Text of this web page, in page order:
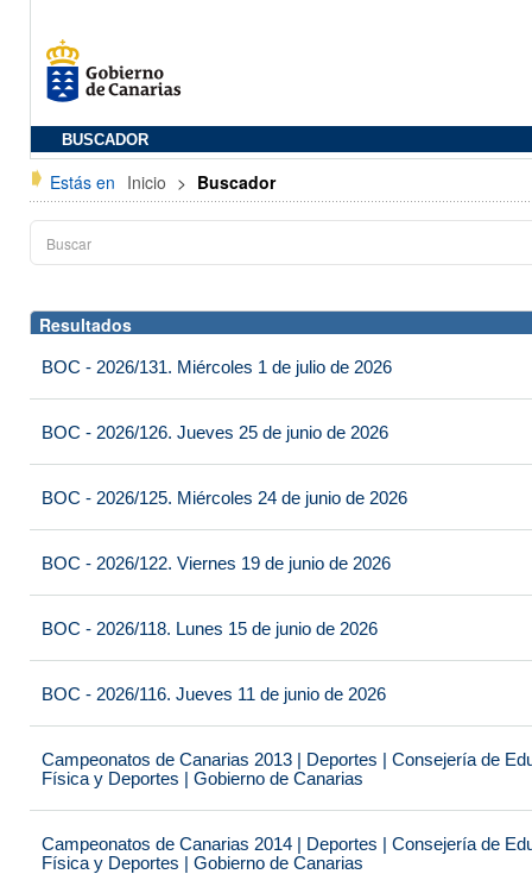
BUSCADOR
Estás en Inicio > Buscador
Resultados
BOC - 2026/131. Miércoles 1 de julio de 2026
BOC - 2026/126. Jueves 25 de junio de 2026
BOC - 2026/125. Miércoles 24 de junio de 2026
BOC - 2026/122. Viernes 19 de junio de 2026
BOC - 2026/118. Lunes 15 de junio de 2026
BOC - 2026/116. Jueves 11 de junio de 2026
Campeonatos de Canarias 2013 | Deportes | Consejería de
Física y Deportes | Gobierno de Canarias
Campeonatos de Canarias 2014 | Deportes | Consejería de
Física y Deportes | Gobierno de Canarias